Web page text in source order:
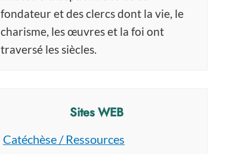
fondateur et des clercs dont la vie, le
charisme, les œuvres et la foi ont
traversé les siècles.
Sites WEB
Catéchèse / Ressources